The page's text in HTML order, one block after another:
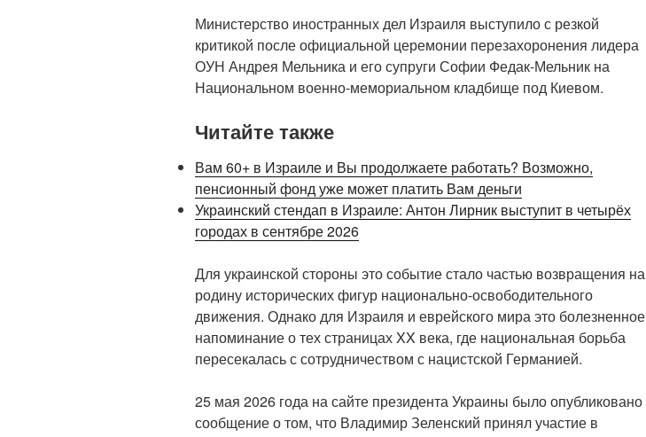
Министерство иностранных дел Израиля выступило с резкой
критикой после официальной церемонии перезахоронения лидера
ОУН Андрея Мельника и его супруги Софии Федак-Мельник на
Национальном военно-мемориальном кладбище под Киевом.
Читайте также
Вам 60+ в Израиле и Вы продолжаете работать? Возможно,
пенсионный фонд уже может платить Вам деньги
Украинский стендап в Израиле: Антон Лирник выступит в четырёх
городах в сентябре 2026
Для украинской стороны это событие стало частью возвращения на
родину исторических фигур национально-освободительного
движения. Однако для Израиля и еврейского мира это болезненное
напоминание о тех страницах XX века, где национальная борьба
пересекалась с сотрудничеством с нацистской Германией.
25 мая 2026 года на сайте президента Украины было опубликовано
сообщение о том, что Владимир Зеленский принял участие в